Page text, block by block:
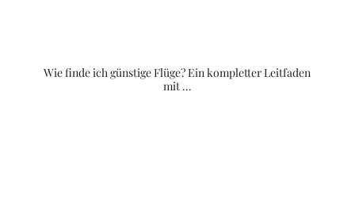
Wie finde ich günstige Flüge? Ein kompletter Leitfaden
mit …